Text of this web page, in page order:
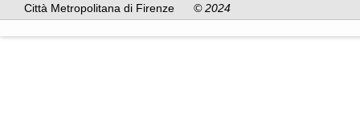
Città Metropolitana di Firenze © 2024